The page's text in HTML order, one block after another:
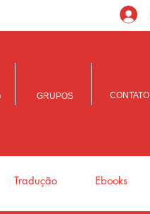
GRUPOS CONTATO
Tradução Ebooks